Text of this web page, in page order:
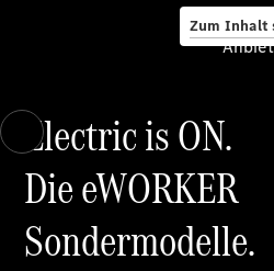
Zum Inhalt
Electric is ON.
Die eWORKER
Sondermodelle.